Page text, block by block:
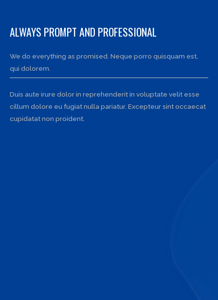
ALWAYS PROMPT AND PROFESSIONAL
We do everything as promised. Neque porro quisquam est,
qui dolorem.
Duis aute irure dolor in reprehenderit in voluptate velit esse
cillum dolore eu fugiat nulla pariatur. Excepteur sint occaecat
cupidatat non proident.